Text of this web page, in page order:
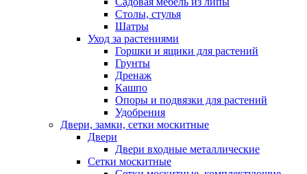
Столы, стулья
Шатры
Уход за растениями
Горшки и ящики для растений
Грунты
Дренаж
Кашпо
Опоры и подвязки для растений
Удобрения
Двери, замки, сетки москитные
Двери
Двери входные металлические
Сетки москитные